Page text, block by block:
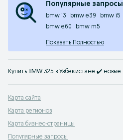
Популярные запросы
bmw i3 bmw e39 bmw i5
bmw e60
bmw m5
Показать Полностью
Карта сайта
Карта регионов
Карта бизнес-страницы
Популярные запросы